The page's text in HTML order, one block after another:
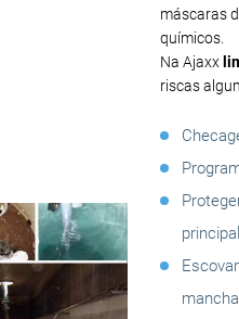
máscaras
químicos.
Na Ajaxx
riscas